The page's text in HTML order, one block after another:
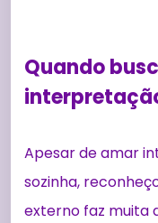
Quando
Apesar de amar
sozinha,
externo faz muita